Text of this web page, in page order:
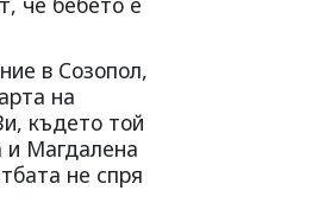
в Созопол,
на
където той
и Магдалена
не спря